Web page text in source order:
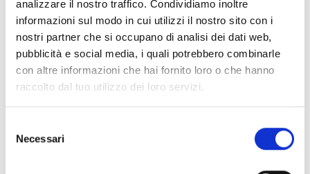
analizzare il nostro traffico. Condividiamo inoltre
informazioni sul modo in cui utilizzi il nostro sito con i
nostri partner che si occupano di analisi dei dati web,
pubblicità e social media, i quali potrebbero combinarle
con altre informazioni che hai fornito loro o che hanno
raccolto dal tuo utilizzo dei loro servizi.
delNecessari